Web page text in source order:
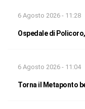
6 Agosto 2026 - 11:28
Ospedale di
6 Agosto 2026 - 11:04
Torna il Metaponto